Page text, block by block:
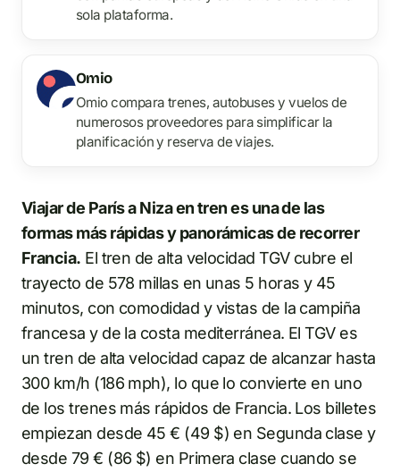
sola plataforma.
Omio
Omio compara trenes, autobuses y vuelos de
numerosos proveedores para simplificar la
planificación y reserva de viajes.
Viajar de París a Niza en tren es una de las
formas más rápidas y panorámicas de recorrer
Francia. El tren de alta velocidad TGV cubre el
trayecto de 578 millas en unas 5 horas y 45
minutos, con comodidad y vistas de la campiña
francesa y de la costa mediterránea. El TGV es
un tren de alta velocidad capaz de alcanzar hasta
300 km/h (186 mph), lo que lo convierte en uno
de los trenes más rápidos de Francia. Los billetes
empiezan desde 45 € (49 $) en Segunda clase y
desde 79 € (86 $) en Primera clase cuando se